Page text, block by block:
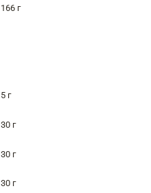
166 г
5 г
30 г
30 г
30 г